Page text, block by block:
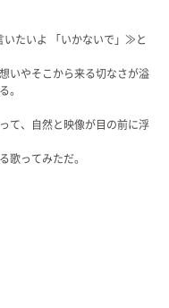
たいよ 「いかないで」≫と
いやそこから来る切なさが溢
。
て、自然と映像が目の前に浮
歌ってみただ。